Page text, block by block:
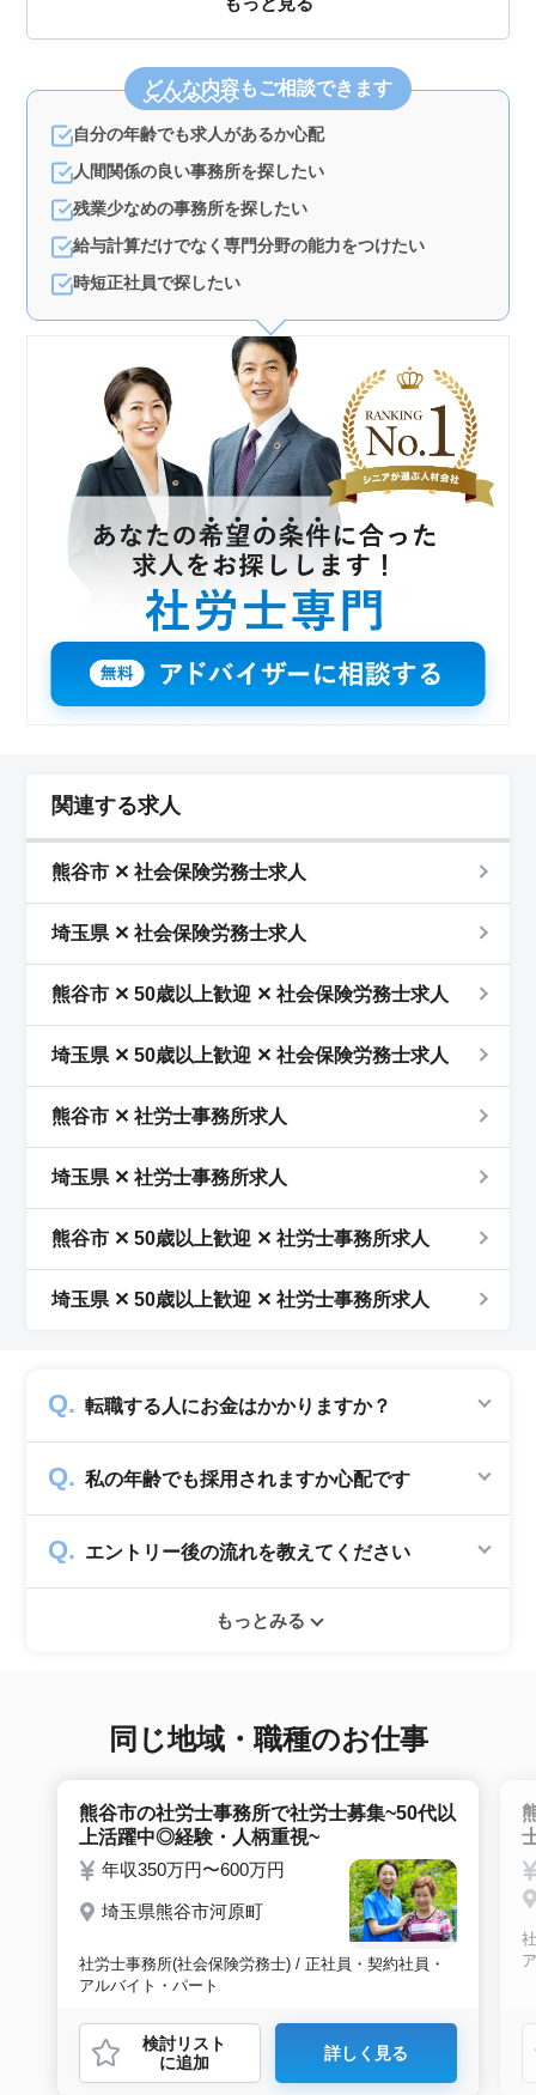
どんな内容もご相談できます
自分の年齢でも求人があるか心配
人間関係の良い事務所を探したい
残業少なめの事務所を探したい
給与計算だけでなく専門分野の能力をつけたい
時短正社員で探したい
関連する求人
熊谷市 ✕ 社会保険労務士求人
埼玉県 ✕ 社会保険労務士求人
熊谷市 ✕ 50歳以上歓迎 ✕ 社会保険労務士求人
埼玉県 ✕ 50歳以上歓迎 ✕ 社会保険労務士求人
熊谷市 ✕ 社労士事務所求人
埼玉県 ✕ 社労士事務所求人
熊谷市 ✕ 50歳以上歓迎 ✕ 社労士事務所求人
埼玉県 ✕ 50歳以上歓迎 ✕ 社労士事務所求人
転職する人にお金はかかりますか？
していますので、転職希望者の方からは費用は
一切発生致しません。
私の年齢でも採用されますか心配です
業のみ掲載をしています。60代・70代以上の
就職実績も多数ありますので年齢に気負いせず
ぜひ紹介依頼へ進んでください。
エントリー後の流れを教えてください
ーとヒアリングのお時間を頂きます。その後希
もっとみる
同じ地域・職種のお仕事
熊谷市の社労士事務所で社労士募集~50代以
上活躍中◎経験・人柄重視~
年収350万円〜600万円
埼玉県熊谷市河原町
社労士事務所(社会保険労務士) / 正社員・契約社員・
アルバイト・パート
検討リスト
に追加
詳しく見る